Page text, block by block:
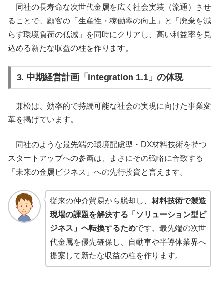
同社の長寿命な次世代金属を広く社会実装（流通）させ
ることで、顧客の「生産性・稼働率の向上」と「廃棄を減
らす環境負荷の低減」を同時にクリアし、高い利益率を見
込める新たな収益の柱を作ります。
3. 中期経営計画「integration 1.1」の体現
兼松は、効率的で持続可能な社会の実現に向けた事業変
革を掲げています。
同社のような最先端の環境配慮型・DX材料技術を持つ
スタートアップへの参画は、まさにその戦略に合致する
「未来の金属ビジネス」への先行投資と言えます。
従来の仲介貿易から脱却し、 材料技術で製造
現場の課題を解決する「ソリューション型ビ
ジネス」へ転換するためです。最先端の次世
代金属を優先確保し、自動車や半導体業界へ
提案して新たな収益の柱を作ります。